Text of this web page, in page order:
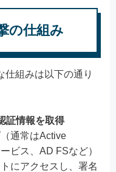
の仕組み
仕組みは以下の通り
証情報を取得
通常はActive
ビス、AD FSなど）
にアクセスし、署名